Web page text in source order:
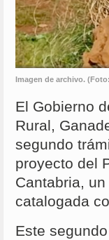
Imagen de archivo.
El Gobierno
Rural,
segundo
proyecto del
Cantabria,
catalogada
Este